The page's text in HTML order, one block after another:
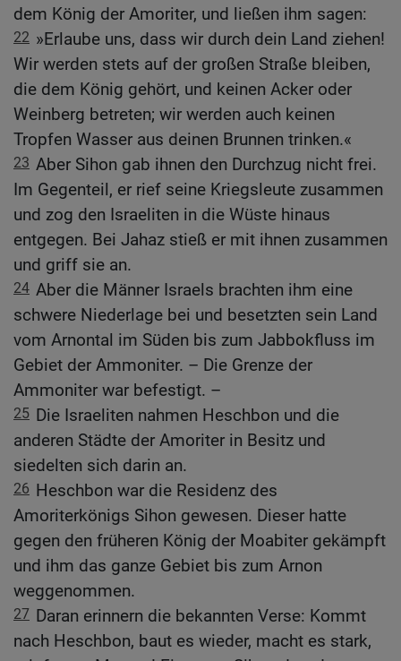
dem König der Amoriter, und ließen ihm sagen:
22 »Erlaube uns, dass wir durch dein Land ziehen!
Wir werden stets auf der großen Straße bleiben,
die dem König gehört, und keinen Acker oder
Weinberg betreten; wir werden auch keinen
Tropfen Wasser aus deinen Brunnen trinken.«
23 Aber Sihon gab ihnen den Durchzug nicht frei.
Im Gegenteil, er rief seine Kriegsleute zusammen
und zog den Israeliten in die Wüste hinaus
entgegen. Bei Jahaz stieß er mit ihnen zusammen
und griff sie an.
24 Aber die Männer Israels brachten ihm eine
schwere Niederlage bei und besetzten sein Land
vom Arnontal im Süden bis zum Jabbokfluss im
Gebiet der Ammoniter. – Die Grenze der
Ammoniter war befestigt. –
25 Die Israeliten nahmen Heschbon und die
anderen Städte der Amoriter in Besitz und
siedelten sich darin an.
26 Heschbon war die Residenz des
Amoriterkönigs Sihon gewesen. Dieser hatte
gegen den früheren König der Moabiter gekämpft
und ihm das ganze Gebiet bis zum Arnon
weggenommen.
27 Daran erinnern die bekannten Verse: Kommt
nach Heschbon, baut es wieder, macht es stark,